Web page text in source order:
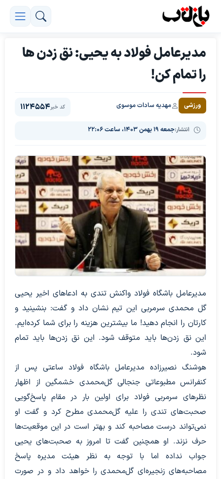
مدیرعامل فولاد به یحیی: نق زدن ها
را تمام کن!
ورزشی مهدیه سادات موسوی
انتشار:جمعه ۱۹ بهمن ۱۴۰۳، ساعت ۲۲:۰۶
کد خبر1124554
مدیرعامل باشگاه فولاد واکنش تندی به ادعاهای اخیر یحیی
گل محمدی سرمربی این تیم نشان داد و گفت: بنشینید و
کارتان را انجام دهید! ما بیشترین هزینه را برای شما کرده‌ایم.
این نق زدن‌ها باید متوقف شود. این نق زدن‌ها باید تمام
شود.
هوشنگ نصیرزاده مدیرعامل باشگاه فولاد ساعتی پس از
کنفرانس مطبوعاتی جنجالی گل‌محمدی خشمگین از اظهار
نظرهای سرمربی فولاد برای اولین بار در مقام پاسخ‌گویی
صحبت‌های تندی را علیه گل‌محمدی مطرح کرد و گفت او
نمی‌تواند درست مصاحبه کند و بهتر است در این موقعیت‌ها
حرف نزند. او همچنین گفت تا امروز به صحبت‌های یحیی
جواب نداده اما با توجه به نظر هیئت مدیره پاسخ
مصاحبه‌های زنجیره‌ای گل‌محمدی را خواهد داد و در صورت